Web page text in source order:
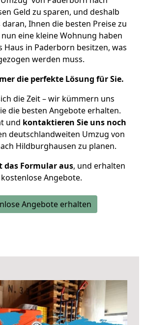
Geld zu sparen, und deshalb
Ihnen die besten Preise zu
nun eine kleine Wohnung haben
Haus in Paderborn besitzen, was
werden muss.
die perfekte Lösung für Sie.
die Zeit – wir kümmern uns
die besten Angebote erhalten.
und kontaktieren Sie uns noch
deutschlandweiten Umzug von
Hildburghausen zu planen.
das Formular aus, und erhalten
kostenlose Angebote.
Angebote erhalten